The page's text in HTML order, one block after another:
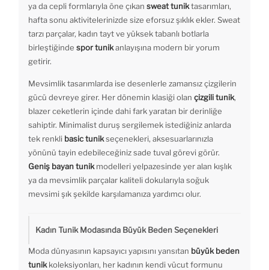
ya da cepli formlarıyla öne çıkan sweat tuniktasarımları,
hafta sonu aktivitelerinizde size eforsuz şıklık ekler. Sweat
tarzı parçalar, kadın tayt ve yüksek tabanlı botlarla
birleştiğinde spor tunikanlayışına modern bir yorum
getirir.
Mevsimlik tasarımlarda ise desenlerle zamansız çizgilerin
gücü devreye girer. Her dönemin klasiği olan çizgili tunik,
blazer ceketlerin içinde dahi fark yaratan bir derinliğe
sahiptir. Minimalist duruş sergilemek istediğiniz anlarda
tek renkli basic tunikseçenekleri, aksesuarlarınızla
yönünü tayin edebileceğiniz sade tuval görevi görür.
Geniş bayan tunik modelleri yelpazesinde yer alan kışlık
ya da mevsimlik parçalar kaliteli dokularıyla soğuk
mevsimi şık şekilde karşılamanıza yardımcı olur.
Kadın Tunik Modasında Büyük Beden Seçenekleri
Moda dünyasının kapsayıcı yapısını yansıtan büyük beden
tunik koleksiyonları, her kadının kendi vücut formunu